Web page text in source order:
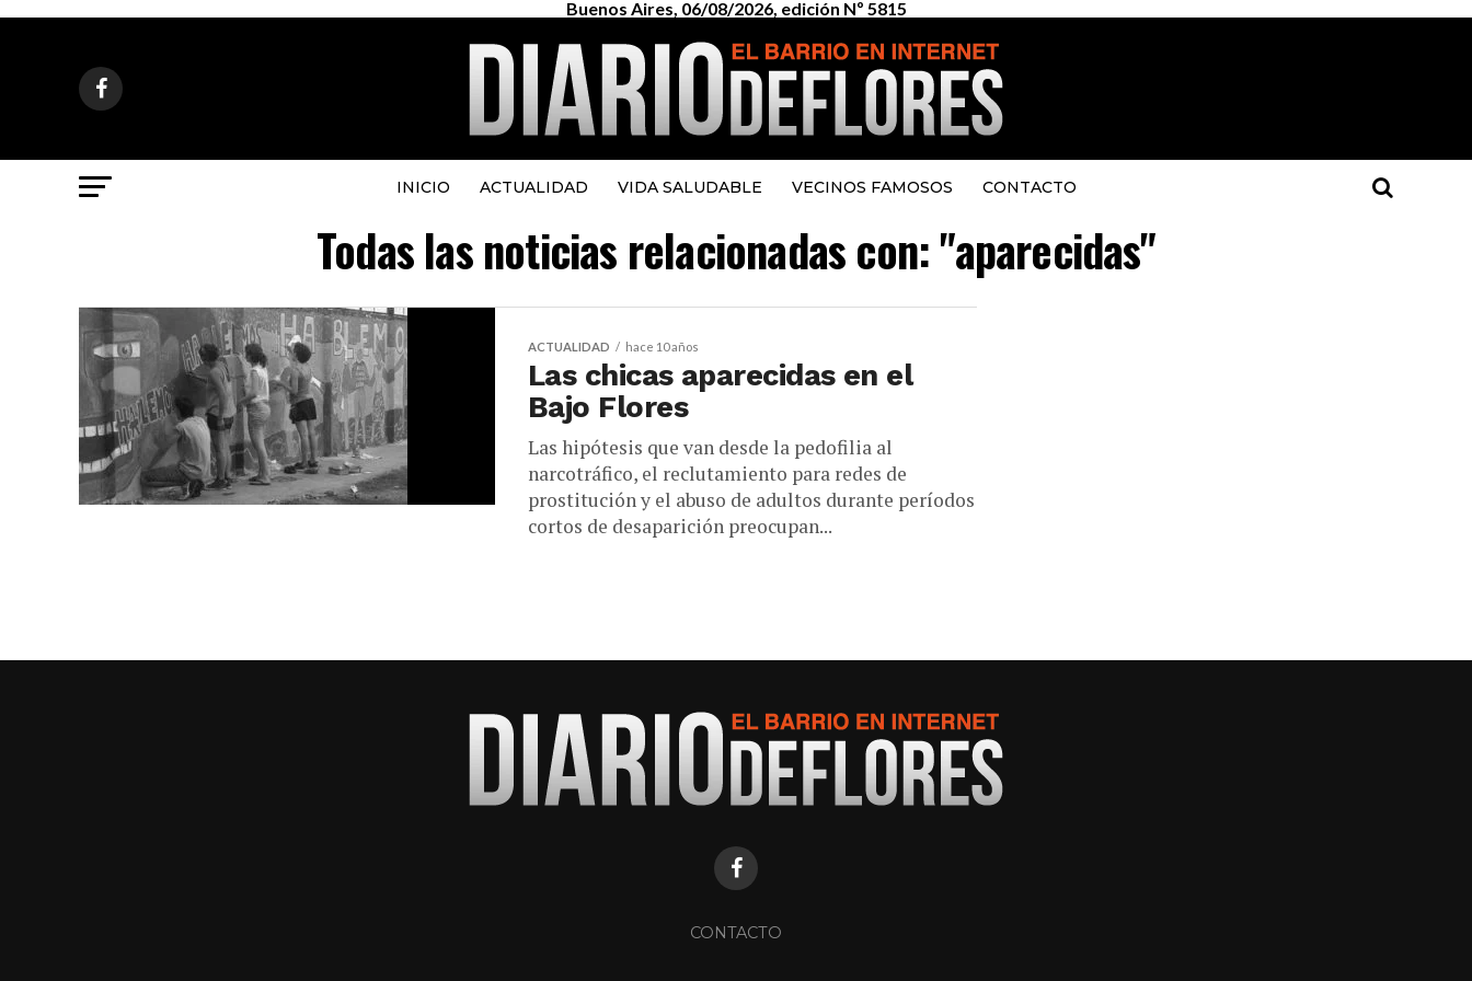
Buenos Aires, 06/08/2026, edición Nº 5815
INICIO ACTUALIDAD VIDA SALUDABLE VECINOS FAMOSOS CONTACTO
Todas las noticias relacionadas con: "aparecidas"
ACTUALIDAD hace 10 años
Las chicas aparecidas en el
Bajo Flores
Las hipótesis que van desde la pedofilia al
narcotráfico, el reclutamiento para redes de
prostitución y el abuso de adultos durante períodos
cortos de desaparición preocupan...
CONTACTO